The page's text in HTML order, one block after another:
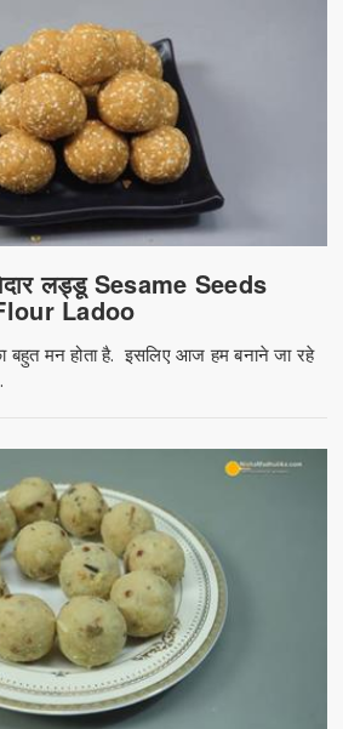
लड्डू Sesame Seeds
Ladoo
बहुत मन होता है. इसलिए आज हम बनाने जा रहे